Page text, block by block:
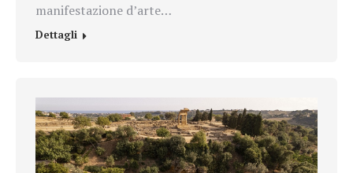
manifestazione d’arte…
Dettagli